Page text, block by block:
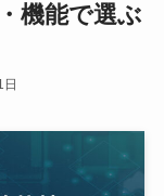
機能で選ぶ